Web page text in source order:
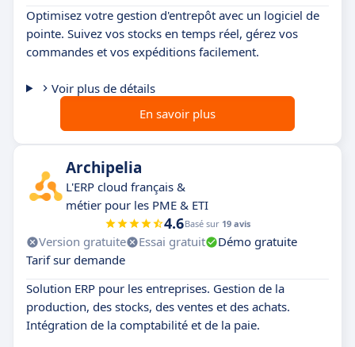
Optimisez votre gestion d'entrepôt avec un logiciel de
pointe. Suivez vos stocks en temps réel, gérez vos
commandes et vos expéditions facilement.
Voir plus de détails
En savoir plus
Archipelia
L'ERP cloud français &
métier pour les PME & ETI
4.6Basé sur 19 avis
Version gratuite Essai gratuit
Démo gratuite
Tarif sur demande
Solution ERP pour les entreprises. Gestion de la
production, des stocks, des ventes et des achats.
Intégration de la comptabilité et de la paie.